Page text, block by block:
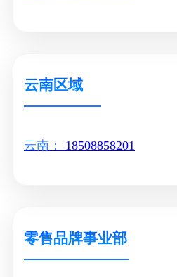
云南区域
云南： 18508858201
零售品牌事业部